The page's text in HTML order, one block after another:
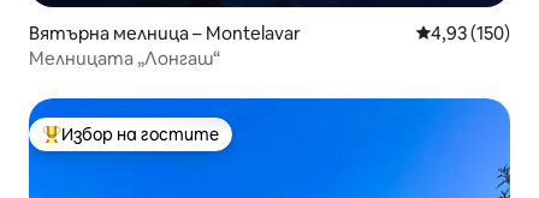
Вятърна мелница – Montelavar Средна
4,93 (150)
Мелницата „Лонгаш“
Най-популярен избор на гостите
Избор на гостите